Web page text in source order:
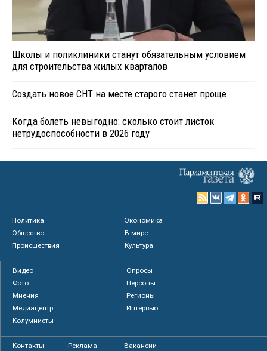
Школы и поликлиники станут обязательным условием
для строительства жилых кварталов
Создать новое СНТ на месте старого станет проще
Когда болеть невыгодно: сколько стоит листок
нетрудоспособности в 2026 году
Политика
Экономика
Общество
В мире
Происшествия
Культура
Видео
Опросы
Фото
Персоны
Мнения
Регионы
Медиацентр
Интервью
Колумнисты
Контакты Реклама Вакансии